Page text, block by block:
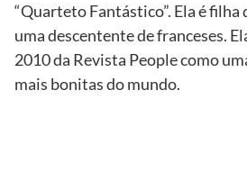
“Quarteto Fantástico”. Ela é filha
uma descentente de franceses.
2010 da Revista People como
mais bonitas do mundo.